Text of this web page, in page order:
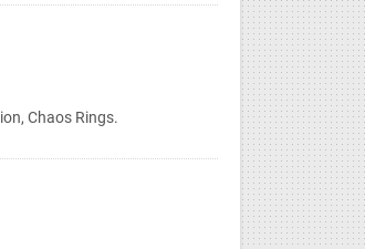
Chaos Rings.